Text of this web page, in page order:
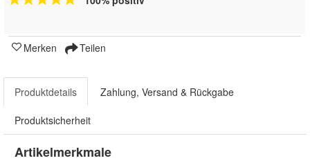
Merken Teilen
Produktdetails Zahlung, Versand & Rückgabe
Produktsicherheit
Artikelmerkmale